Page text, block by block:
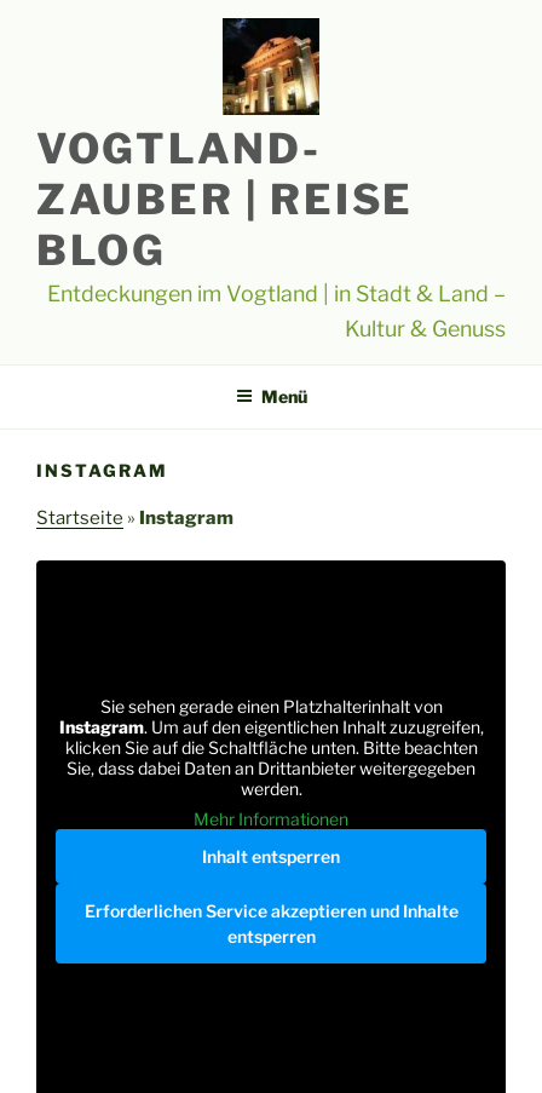
VOGTLAND-
ZAUBER | REISE
BLOG
Entdeckungen im Vogtland | in Stadt & Land –
Kultur & Genuss
Menü
INSTAGRAM
Startseite » Instagram
Sie sehen gerade einen Platzhalterinhalt von
Instagram. Um auf den eigentlichen Inhalt zuzugreifen,
klicken Sie auf die Schaltfläche unten. Bitte beachten
Sie, dass dabei Daten an Drittanbieter weitergegeben
werden.
Mehr Informationen
Inhalt entsperren
Erforderlichen Service akzeptieren und Inhalte
entsperren